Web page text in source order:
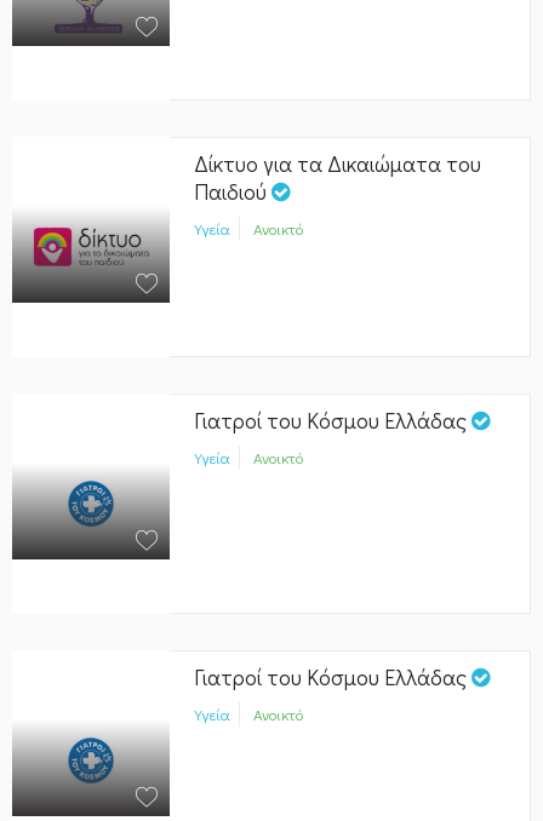
Δίκτυο για τα Δικαιώματα του
Παιδιού
Υγεία Ανοικτό
Γιατροί του Κόσμου Ελλάδας
Υγεία Ανοικτό
Γιατροί του Κόσμου Ελλάδας
Υγεία Ανοικτό